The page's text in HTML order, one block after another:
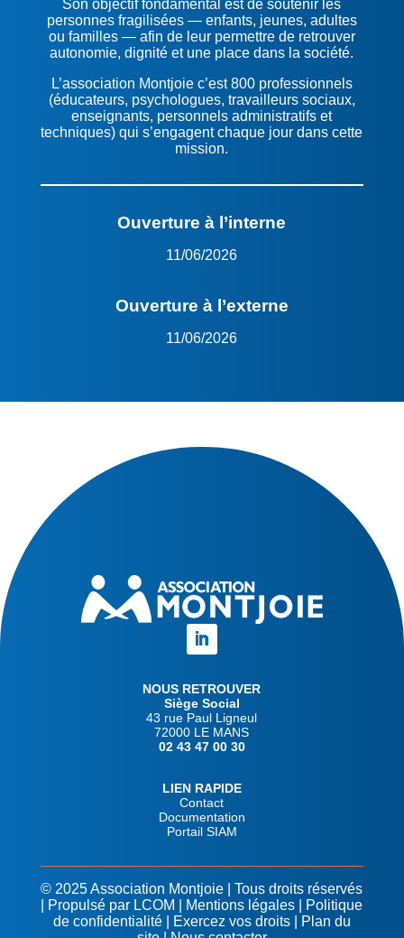
Son objectif fondamental est de soutenir les
personnes fragilisées — enfants, jeunes, adultes
ou familles — afin de leur permettre de retrouver
autonomie, dignité et une place dans la société.
L’association Montjoie c’est 800 professionnels
(éducateurs, psychologues, travailleurs sociaux,
enseignants, personnels administratifs et
techniques) qui s’engagent chaque jour dans cette
mission.
Ouverture à l’interne
11/06/2026
Ouverture à l’externe
11/06/2026
NOUS RETROUVER
Siège Social
43 rue Paul Ligneul
72000 LE MANS
02 43 47 00 30
LIEN RAPIDE
Contact
Documentation
Portail SIAM
© 2025 Association Montjoie | Tous droits réservés
| Propulsé par LCOM Mentions légales
Politique
de confidentialité| Exercez vos droits|
Plan du